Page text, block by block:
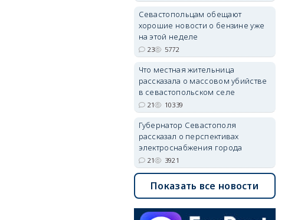
Севастопольцам обещают
хорошие новости о бензине уже
на этой неделе
23 5772
Что местная жительница
рассказала о массовом убийстве
в севастопольском селе
21 10339
Губернатор Севастополя
рассказал о перспективах
электроснабжения города
21 3921
Показать все новости